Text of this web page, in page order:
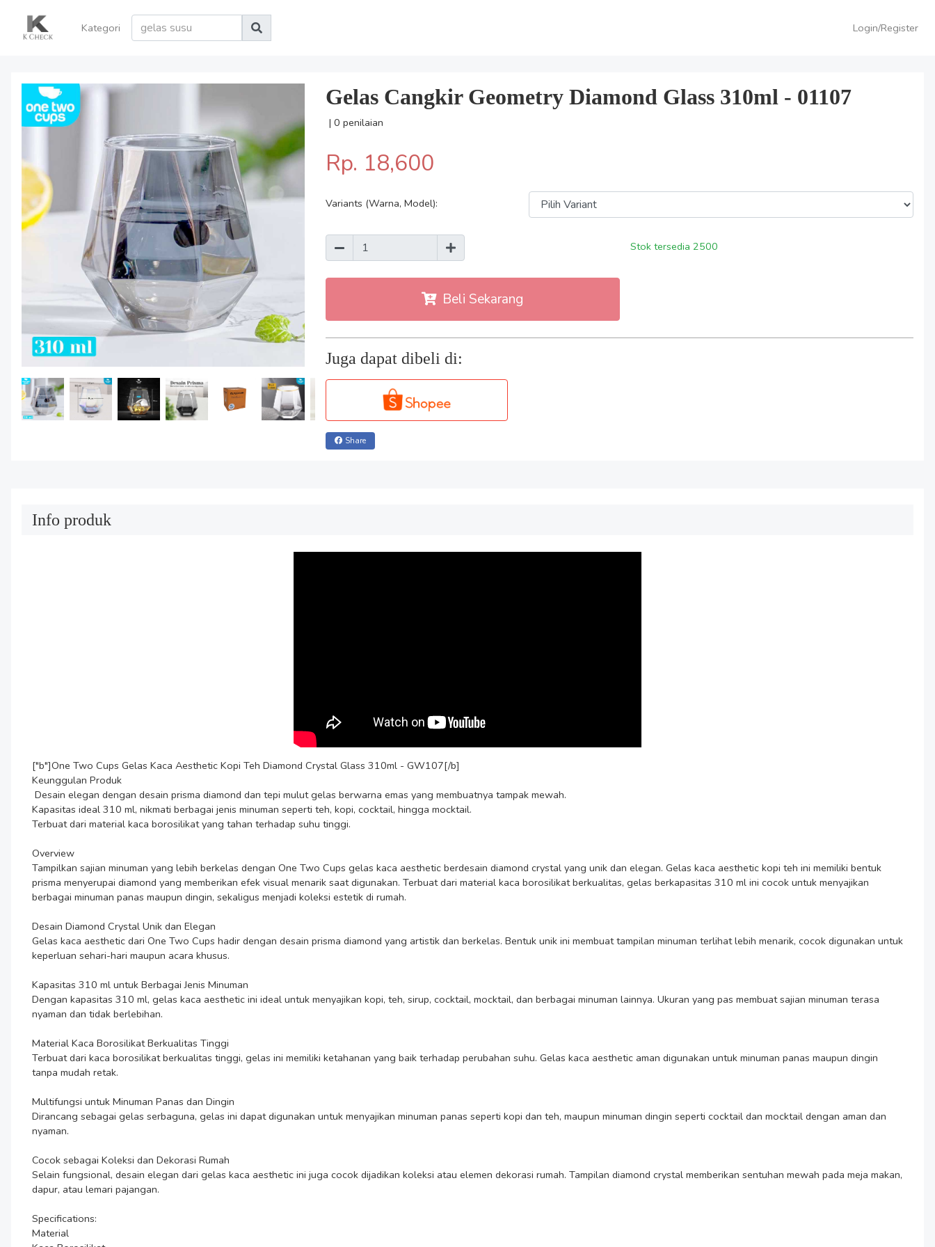
Kategori Login/Register
Gelas Cangkir Geometry Diamond Glass 310ml - 01107
| 0 penilaian
Rp. 18,600
Variants (Warna, Model):
Stok tersedia 2500
Beli Sekarang
Juga dapat dibeli di:
Share
Info produk
["b"]One Two Cups Gelas Kaca Aesthetic Kopi Teh Diamond Crystal Glass 310ml - GW107[/b]
Keunggulan Produk
Kapasitas ideal 310 ml, nikmati berbagai jenis minuman seperti teh, kopi, cocktail, hingga mocktail.
Terbuat dari material kaca borosilikat yang tahan terhadap suhu tinggi.
Overview
Tampilkan sajian minuman yang lebih berkelas dengan One Two Cups gelas kaca aesthetic berdesain diamond crystal yang unik dan elegan. Gelas kaca aesthetic kopi teh ini memiliki bentuk
prisma menyerupai diamond yang memberikan efek visual menarik saat digunakan. Terbuat dari material kaca borosilikat berkualitas, gelas berkapasitas 310 ml ini cocok untuk menyajikan
berbagai minuman panas maupun dingin, sekaligus menjadi koleksi estetik di rumah.
Desain Diamond Crystal Unik dan Elegan
Gelas kaca aesthetic dari One Two Cups hadir dengan desain prisma diamond yang artistik dan berkelas. Bentuk unik ini membuat tampilan minuman terlihat lebih menarik, cocok digunakan untuk
keperluan sehari-hari maupun acara khusus.
Kapasitas 310 ml untuk Berbagai Jenis Minuman
Dengan kapasitas 310 ml, gelas kaca aesthetic ini ideal untuk menyajikan kopi, teh, sirup, cocktail, mocktail, dan berbagai minuman lainnya. Ukuran yang pas membuat sajian minuman terasa
nyaman dan tidak berlebihan.
Material Kaca Borosilikat Berkualitas Tinggi
Terbuat dari kaca borosilikat berkualitas tinggi, gelas ini memiliki ketahanan yang baik terhadap perubahan suhu. Gelas kaca aesthetic aman digunakan untuk minuman panas maupun dingin
tanpa mudah retak.
Multifungsi untuk Minuman Panas dan Dingin
Dirancang sebagai gelas serbaguna, gelas ini dapat digunakan untuk menyajikan minuman panas seperti kopi dan teh, maupun minuman dingin seperti cocktail dan mocktail dengan aman dan
nyaman.
Cocok sebagai Koleksi dan Dekorasi Rumah
Selain fungsional, desain elegan dari gelas kaca aesthetic ini juga cocok dijadikan koleksi atau elemen dekorasi rumah. Tampilan diamond crystal memberikan sentuhan mewah pada meja makan,
dapur, atau lemari pajangan.
Specifications:
Material